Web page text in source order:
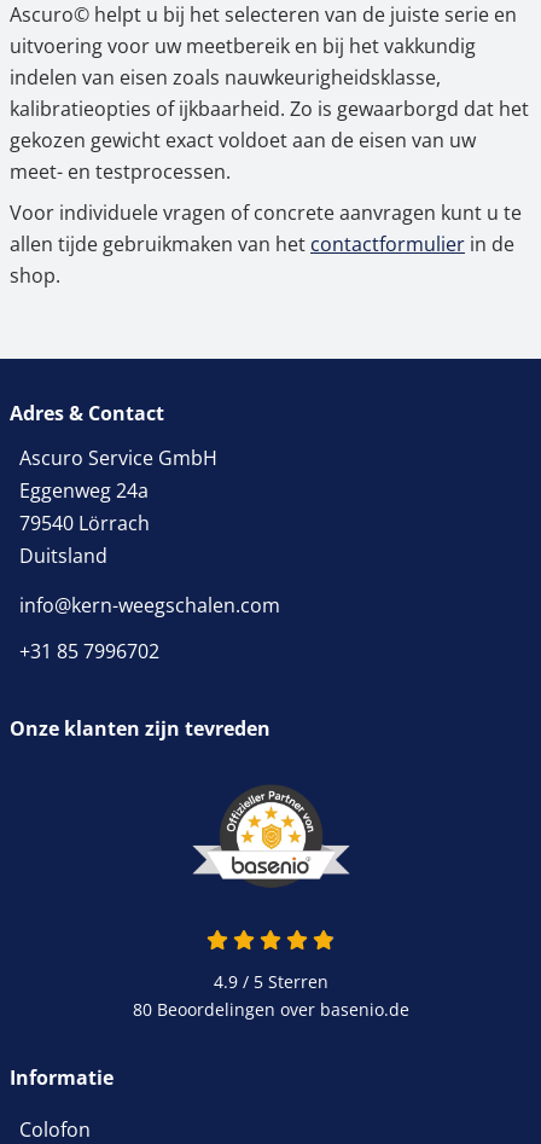
Ascuro© helpt u bij het selecteren van de juiste serie en
uitvoering voor uw meetbereik en bij het vakkundig
indelen van eisen zoals nauwkeurigheidsklasse,
kalibratieopties of ijkbaarheid. Zo is gewaarborgd dat het
gekozen gewicht exact voldoet aan de eisen van uw
meet- en testprocessen.
Voor individuele vragen of concrete aanvragen kunt u te
allen tijde gebruikmaken van het contactformulier in de
shop.
Adres & Contact
Ascuro Service GmbH
Eggenweg 24a
79540 Lörrach
Duitsland
info@kern-weegschalen.com
+31 85 7996702
Onze klanten zijn tevreden
4.9 / 5Sterren
80 Beoordelingen over basenio.de
Informatie
Colofon